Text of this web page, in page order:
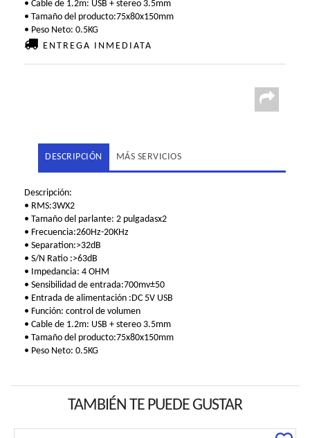
• Cable de 1.2m: USB + stereo 3.5mm
• Tamaño del producto:75x80x150mm
• Peso Neto: 0.5KG
ENTREGA INMEDIATA
DESCRIPCIÓN MÁS SERVICIOS
Descripción:
• RMS:3WX2
• Tamaño del parlante: 2 pulgadasx2
• Frecuencia:260Hz-20KHz
• Separation:>32dB
• S/N Ratio :>63dB
• Impedancia: 4 OHM
• Sensibilidad de entrada:700mv±50
• Entrada de alimentación :DC 5V USB
• Función: control de volumen
• Cable de 1.2m: USB + stereo 3.5mm
• Tamaño del producto:75x80x150mm
• Peso Neto: 0.5KG
TAMBIÉN TE PUEDE GUSTAR